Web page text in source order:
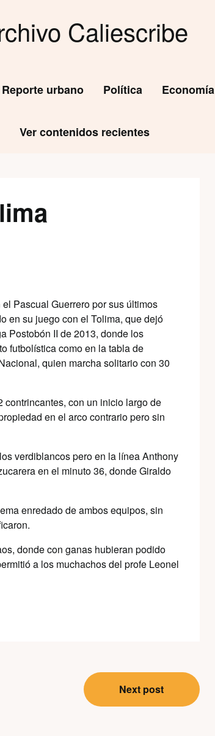
Caliescribe
Reporte urbano Política Economía
Ver contenidos recientes
Pascual Guerrero por sus últimos
en su juego con el Tolima, que dejó
Postobón II de 2013, donde los
futbolística como en la tabla de
quien marcha solitario con 30
contrincantes, con un inicio largo de
en el arco contrario pero sin
verdiblancos pero en la línea Anthony
en el minuto 36, donde Giraldo
enredado de ambos equipos, sin
donde con ganas hubieran podido
a los muchachos del profe Leonel
Next post